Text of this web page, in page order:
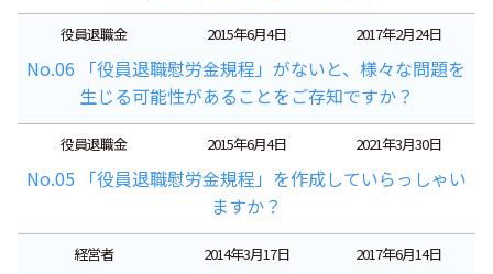
役員退職金 2015年6月4日 2017年2月24日
No.06 「役員退職慰労金規程」がないと、様々な問題を
生じる可能性があることをご存知ですか？
役員退職金 2015年6月4日 2021年3月30日
No.05 「役員退職慰労金規程」を作成していらっしゃい
ますか？
経営者 2014年3月17日 2017年6月14日